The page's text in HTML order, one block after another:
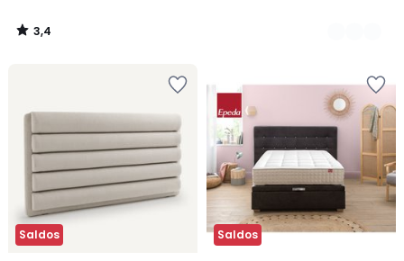
3,4
/
Saldos Saldos